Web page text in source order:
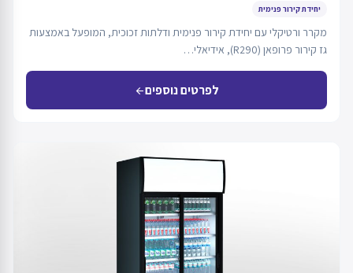
יחידת קירור פנימית
מקרר ורטיקלי עם יחידת קירור פנימית ודלתות זכוכית, המופעל באמצעות
גז קירור פרופאן (R290), אידיאלי…
לפרטים נוספיםarrow_back